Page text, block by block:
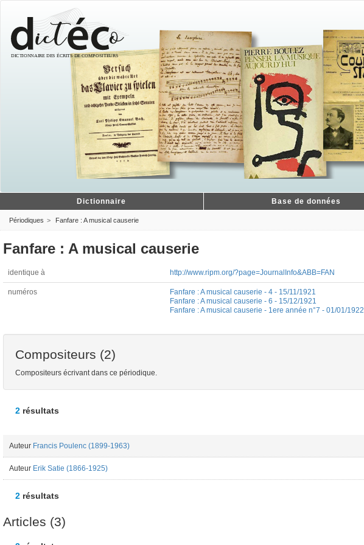
Dictionnaire Base de données
Périodiques Fanfare : A musical causerie
Fanfare : A musical causerie
identique à http://www.ripm.org/?page=JournalInfo&ABB=FAN
numéros
Fanfare : A musical causerie - 4 - 15/11/1921
Fanfare : A musical causerie - 6 - 15/12/1921
Fanfare : A musical causerie - 1ere année n°7 - 01/01/1922
Compositeurs (2)
Compositeurs écrivant dans ce périodique.
2 résultats
Auteur Francis Poulenc (1899-1963)
Auteur Erik Satie (1866-1925)
2 résultats
Articles (3)